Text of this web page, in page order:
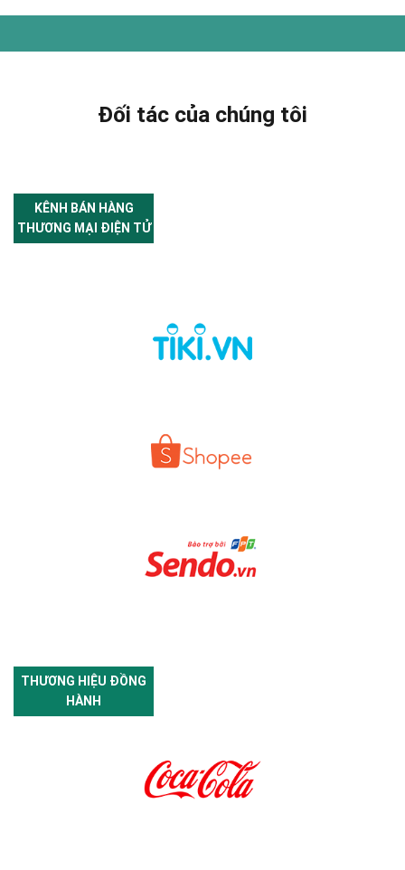
Đối tác của chúng tôi
KÊNH BÁN HÀNG
THƯƠNG MẠI ĐIỆN TỬ
THƯƠNG HIỆU ĐỒNG
HÀNH